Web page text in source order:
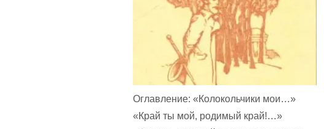
Оглавление: «Колокольчики мои…»
«Край ты мой, родимый край!…»